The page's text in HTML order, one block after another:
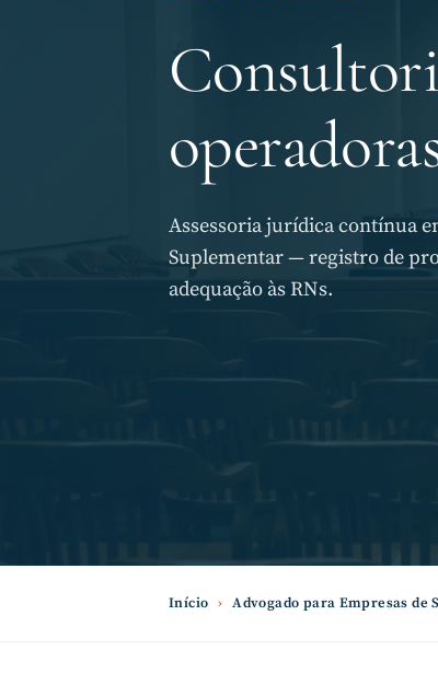
Assessoria jurídica contínua
Suplementar — registro de
adequação às RNs.
Início › Advogado para Empresas de